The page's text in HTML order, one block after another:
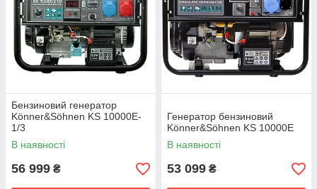
Бензиновий генератор
Könner&Söhnen KS 10000E-
1/3
В наявності
56 999 ₴
Генератор бензиновий
Könner&Söhnen KS 10000E
В наявності
53 099 ₴